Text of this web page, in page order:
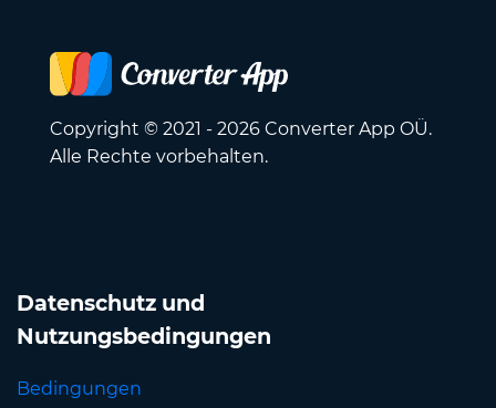
Copyright © 2021 - 2026 Converter App OÜ.
Alle Rechte vorbehalten.
Datenschutz und
Nutzungsbedingungen
Bedingungen